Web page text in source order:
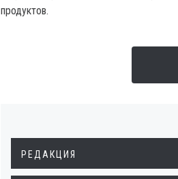
продуктов.
РЕДАКЦИЯ